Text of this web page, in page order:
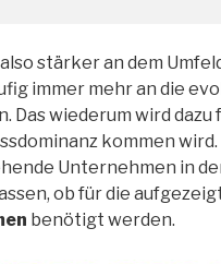
stärker an dem
immer mehr an die
Das wiederum wird dazu
kommen
Unternehmen in
ob für die
benötigt werden.